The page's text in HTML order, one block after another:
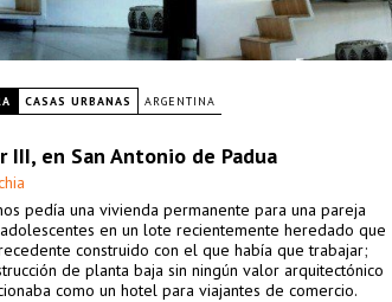
CASAS URBANAS ARGENTINA
III, en San Antonio de Padua
pedía una vivienda permanente para una pareja
en un lote recientemente heredado que
construido con el que había que trabajar;
de planta baja sin ningún valor arquitectónico
como un hotel para viajantes de comercio.